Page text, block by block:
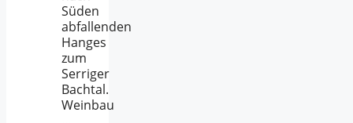
Süden
abfallenden
Hanges
zum
Serriger
Bachtal.
Weinbau